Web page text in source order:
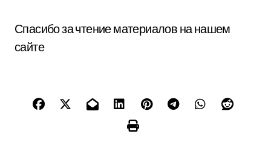
Спасибо за чтение материалов на нашем
сайте